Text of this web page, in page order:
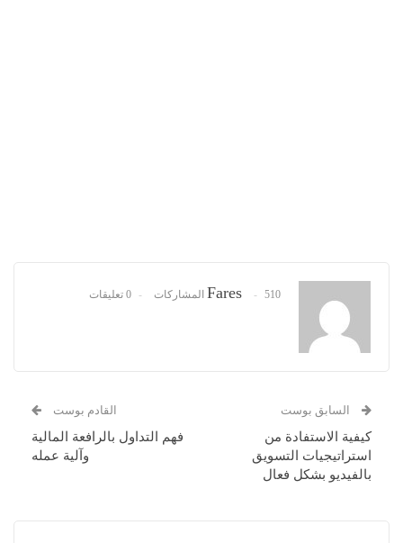
Fares 510 المشاركات 0 تعليقات
السابق بوست
كيفية الاستفادة من
استراتيجيات التسويق
بالفيديو بشكل فعال
القادم بوست
فهم التداول بالرافعة المالية
وآلية عمله